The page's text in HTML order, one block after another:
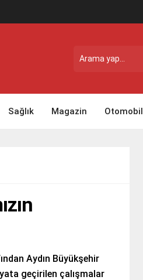
Sağlık Magazin Otomobil
Aydın Büyükşehir
geçirilen çalışmalar